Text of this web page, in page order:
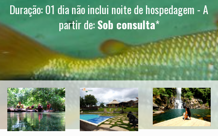
Duração: 01 dia não inclui noite de hospedagem - A
partir de:Sob consulta*